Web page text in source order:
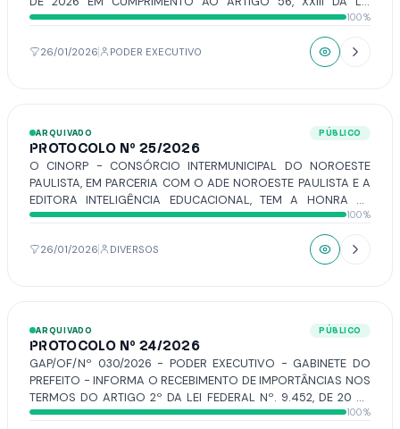
ORGÂNICA DO MUNICÍPIO A QUAL VISA TRANSMITIR
MENSAGEM DE ABERTURA DA SESSÃO LEGISLATIVA DO ANO
DE 2026, INFORMANDO À CÂMARA MUNICIPAL O ESTADO DAS
OBRAS, SERVIÇOS E CONTAS MUNICIPAIS, BEM COMO O
100%
26/01/2026 PODER EXECUTIVO
ARQUIVADO PÚBLICO
PROTOCOLO Nº 25/2026
O CINORP - CONSÓRCIO INTERMUNICIPAL DO NOROESTE
PAULISTA, EM PARCERIA COM O ADE NOROESTE PAULISTA E A
EDITORA INTELIGÊNCIA EDUCACIONAL, TEM A HONRA DE
CONVIDAR A TODOS OS VEREADORES PARA PARTICIPAR DO
ALMOÇO DE CONFRATERNIZAÇÃO QUE REUNIRÁ OS
MUNICÍPIOS INTEGRANTES DO ADE NOROESTE PAULISTA. O
ENCONTRO SERÁ REALIZADO NO DIA 06 DE FEVEREIRO DE
INSTITUIÇÃO DA ESCOLA DE GOVERNO DO CINORP,
CONTANDO COM A PRESENÇA DE DIVERSAS AUTORIDADES E
LIDERANÇAS REGIONAIS. NA OPORTUNIDADE, SERÁ
MINISTRADA A PALESTRA DE MILLENA ARAÚJO, COM O TEMA:
“RECURSOS PARA A EDUCAÇÃO: POTENCIALIZANDO A
ARRECADAÇÃO MUNICIPAL A PARTIR DE MATERIAIS
100%
26/01/2026 DIVERSOS
ARQUIVADO PÚBLICO
PROTOCOLO Nº 24/2026
GAP/OF/Nº 030/2026 - PODER EXECUTIVO - GABINETE DO
PREFEITO - INFORMA O RECEBIMENTO DE IMPORTÂNCIAS NOS
TERMOS DO ARTIGO 2º DA LEI FEDERAL Nº. 9.452, DE 20 DE
MARÇO DE 1997.
100%